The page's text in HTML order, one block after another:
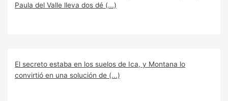
Paula del Valle lleva dos dé (...)
El secreto estaba en los suelos de Ica, y Montana lo
convirtió en una solución de (...)